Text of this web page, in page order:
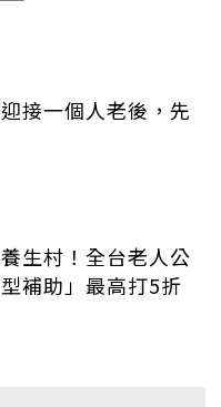
接一個人老後，先
生村！全台老人公
補助」最高打5折